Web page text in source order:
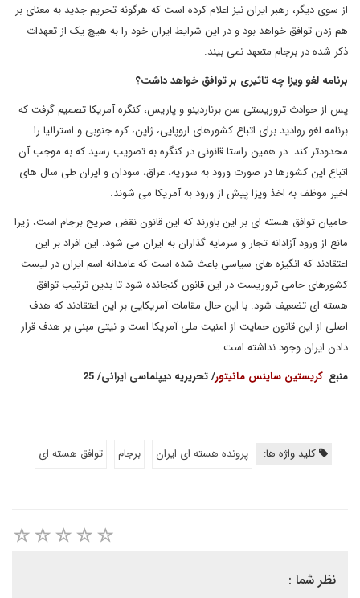
از سوی دیگر، رهبر ایران نیز اعلام کرده است که هرگونه تحریم جدید به معنای بر
هم زدن توافق خواهد بود و در این شرایط ایران خود را به هیچ یک از تعهدات
ذکر شده در برجام متعهد نمی بیند.
برنامه لغو ویزا چه تاثیری بر توافق خواهد داشت؟
پس از حوادث تروریستی سن برناردینو و پاریس، کنگره آمریکا تصمیم گرفت که
برنامه لغو روادید برای اتباع کشورهای اروپایی، ژاپن، کره جنوبی و استرالیا را
محدودتر کند. در همین راستا قانونی در کنگره به تصویب رسید که به موجب آن
اتباع این کشورها در صورت ورود به سوریه، عراق، سودان و ایران طی سال های
اخیر موظف به اخذ ویزا پیش از ورود به آمریکا می شوند.
حامیان توافق هسته ای بر این باورند که این قانون نقض صریح برجام است، زیرا
مانع از ورود آزادانه تجار و سرمایه گذاران به ایران می شود. این افراد بر این
اعتقادند که انگیزه های سیاسی باعث شده است که عامدانه اسم ایران در لیست
کشورهای حامی تروریست در این قانون گنجانده شود تا بدین ترتیب توافق
هسته ای تضعیف شود. با این حال مقامات آمریکایی بر این اعتقادند که هدف
اصلی از این قانون حمایت از امنیت ملی آمریکا است و نیتی مبنی بر هدف قرار
دادن ایران وجود نداشته است.
منبع: کریستین ساینس مانیتور/تحریریه دیپلماسی ایرانی/ 25
کلید واژه ها: پرونده هسته ای ایران برجام توافق هسته ای
نظر شما :